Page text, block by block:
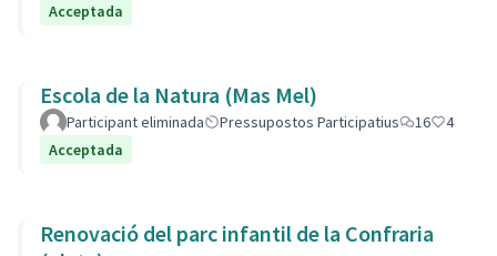
Acceptada
Escola de la Natura (Mas Mel)
Participant eliminada Pressupostos Participatius 16
4
Acceptada
Renovació del parc infantil de la Confraria